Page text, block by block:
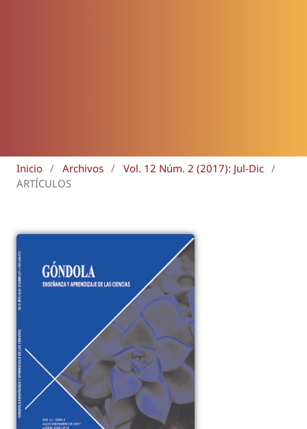
Inicio / Archivos / Vol. 12 Núm. 2 (2017): Jul-Dic /
ARTÍCULOS